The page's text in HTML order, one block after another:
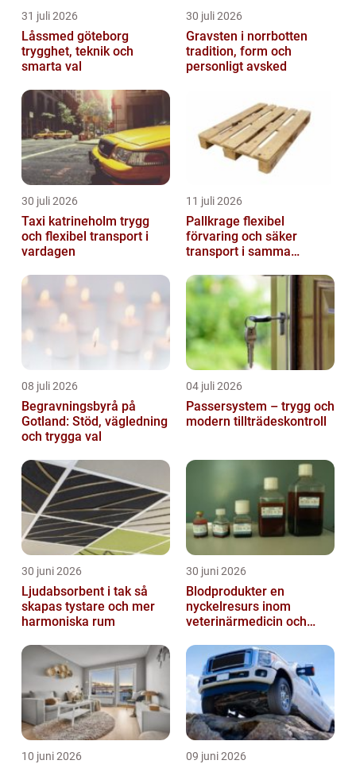
31 juli 2026
Låssmed göteborg
trygghet, teknik och
smarta val
30 juli 2026
Gravsten i norrbotten
tradition, form och
personligt avsked
30 juli 2026
Taxi katrineholm trygg
och flexibel transport i
vardagen
11 juli 2026
Pallkrage flexibel
förvaring och säker
transport i samma
08 juli 2026
Begravningsbyrå på
Gotland: Stöd, vägledning
och trygga val
04 juli 2026
Passersystem – trygg och
modern tillträdeskontroll
30 juni 2026
Ljudabsorbent i tak så
skapas tystare och mer
harmoniska rum
30 juni 2026
Blodprodukter en
nyckelresurs inom
veterinärmedicin och
10 juni 2026 09 juni 2026